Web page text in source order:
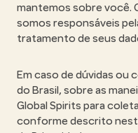
mantemos sobre você.
somos responsáveis
tratamento de seus
Em caso de dúvidas ou
do Brasil, sobre as
Global Spirits para
conforme descrito